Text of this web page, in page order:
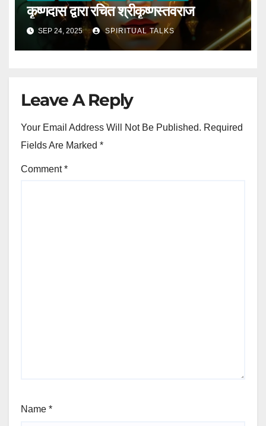
कृष्णदास द्वारा रचित श्रीकृष्णस्तवराज
SEP 24, 2025 SPIRITUAL TALKS
Leave A Reply
Your Email Address Will Not Be Published. Required
Fields Are Marked *
Comment*
Name *